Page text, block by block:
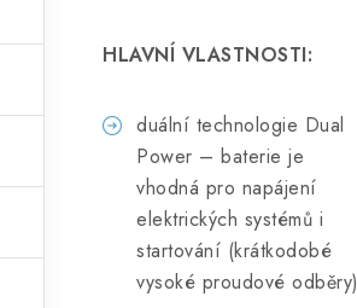
HLAVNÍ VLASTNOSTI:
duální technologie Dual
Power – baterie je
vhodná pro napájení
elektrických systémů i
startování (krátkodobé
vysoké proudové odběry)